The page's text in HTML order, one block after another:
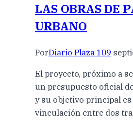
LAS OBRAS DE
URBANO
PorDiario Plaza 109
El proyecto, próximo a
un presupuesto oficial
y su objetivo principal
vinculación entre dos